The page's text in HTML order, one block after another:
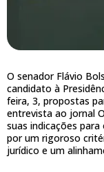
O senador Flávio
candidato à
feira, 3, propostas
entrevista ao jornal
suas indicações para
por um rigoroso
jurídico e um